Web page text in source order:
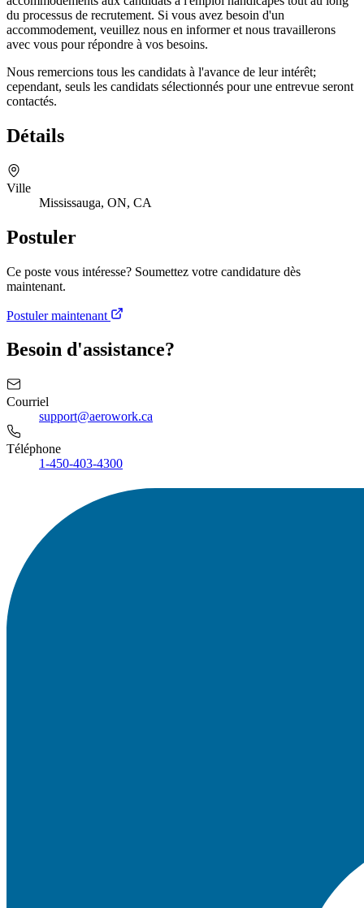
du processus de recrutement. Si vous avez besoin d'un
accommodement, veuillez nous en informer et nous travaillerons
avec vous pour répondre à vos besoins.
Nous remercions tous les candidats à l'avance de leur intérêt;
cependant, seuls les candidats sélectionnés pour une entrevue seront
contactés.
Détails
Ville
Mississauga, ON, CA
Postuler
Ce poste vous intéresse? Soumettez votre candidature dès
maintenant.
Postuler maintenant
Besoin d'assistance?
Courriel
support@aerowork.ca
Téléphone
1-450-403-4300